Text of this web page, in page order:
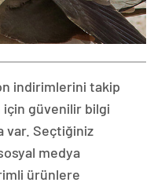
indirimlerini takip
güvenilir bilgi
var. Seçtiğiniz
medya
ürünlere